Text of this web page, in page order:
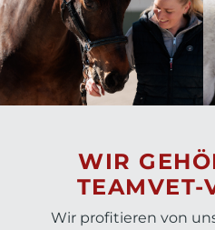
WIR
TEAMVET-
Wir profitieren von